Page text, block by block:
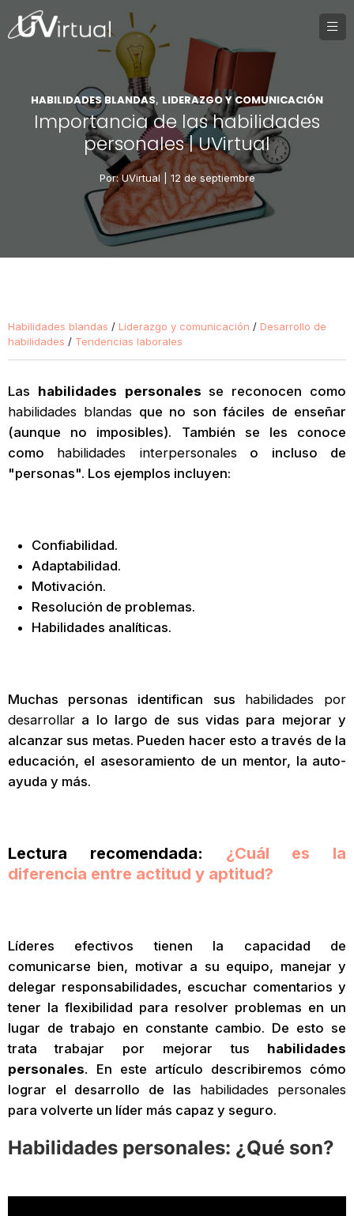
HABILIDADES BLANDAS, LIDERAZGO Y COMUNICACIÓN
Importancia de las habilidades
personales | UVirtual
Por: UVirtual | 12 de septiembre
Habilidades blandas / Liderazgo y comunicación / Desarrollo de
habilidades / Tendencias laborales
Las habilidades personales se reconocen como
habilidades blandas que no son fáciles de enseñar
(aunque no imposibles). También se les conoce
como habilidades interpersonaleso incluso de
"personas". Los ejemplos incluyen:
Confiabilidad.
Adaptabilidad.
Motivación.
Resolución de problemas.
Habilidades analíticas.
Muchas personas identifican sus habilidades por
desarrollar a lo largo de sus vidas para mejorar y
alcanzar sus metas. Pueden hacer esto a través de la
educación, el asesoramiento de un mentor, la auto-
ayuda y más.
Lectura recomendada: ¿Cuál es la
diferencia entre actitud y aptitud?
Líderes efectivos tienen la capacidad de
comunicarse bien, motivar a su equipo, manejar y
delegar responsabilidades, escuchar comentarios y
tener la flexibilidad para resolver problemas en un
lugar de trabajo en constante cambio. De esto se
trata trabajar por mejorar tus habilidades
personales. En este artículo describiremos cómo
lograr el desarrollo de las habilidades personales
para volverte un líder más capaz y seguro.
Habilidades personales: ¿Qué son?